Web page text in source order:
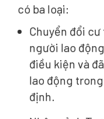
có ba loại:
Chuyển đổi
người lao
điều kiện và
lao động
định.